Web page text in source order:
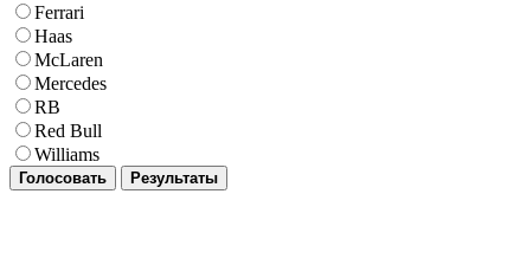
Ferrari
Haas
McLaren
Mercedes
RB
Red Bull
Williams
Голосовать Результаты